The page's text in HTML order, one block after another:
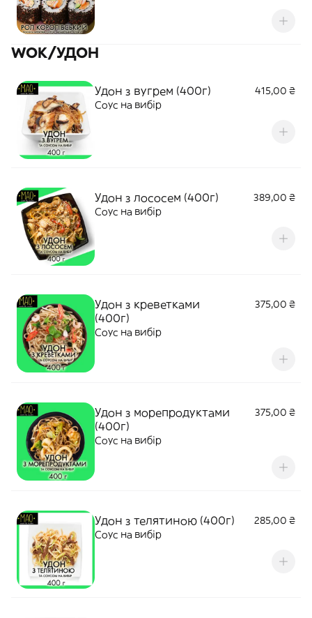
WOK/УДОН
Удон з вугрем (400г)
415,00 ₴
Соус на вибір
Удон з лососем (400г)
389,00 ₴
Соус на вибір
Удон з креветками
(400г)
375,00 ₴
Соус на вибір
Удон з морепродуктами
(400г)
375,00 ₴
Соус на вибір
Удон з телятиною (400г)
285,00 ₴
Соус на вибір